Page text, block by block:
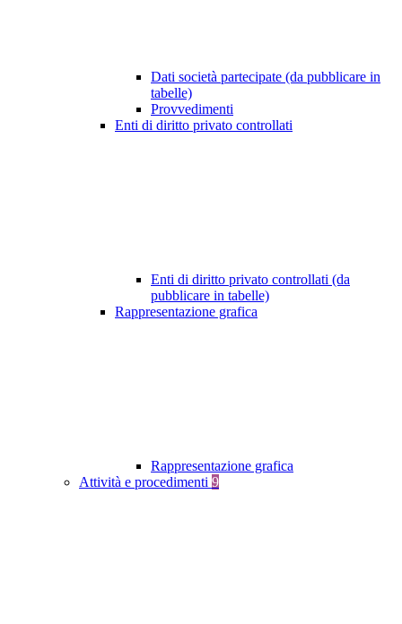
Dati società partecipate (da pubblicare in
tabelle)
Provvedimenti
Enti di diritto privato controllati
Enti di diritto privato controllati (da
pubblicare in tabelle)
Rappresentazione grafica
Rappresentazione grafica
Attività e procedimenti 9